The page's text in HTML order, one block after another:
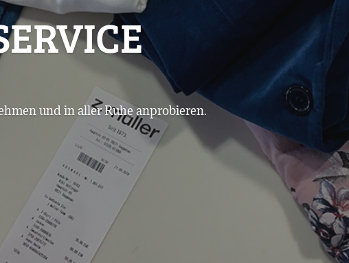
und in aller Ruhe anprobieren.